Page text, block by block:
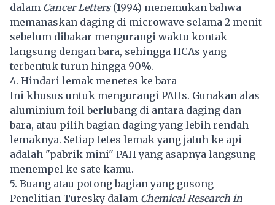
dalam Cancer Letters(1994) menemukan bahwa
memanaskan daging di microwave selama 2 menit
sebelum dibakar mengurangi waktu kontak
langsung dengan bara, sehingga HCAs yang
terbentuk turun hingga 90%.
4. Hindari lemak menetes ke bara
Ini khusus untuk mengurangi PAHs. Gunakan alas
aluminium foil berlubang di antara daging dan
bara, atau pilih bagian daging yang lebih rendah
lemaknya. Setiap tetes lemak yang jatuh ke api
adalah "pabrik mini" PAH yang asapnya langsung
menempel ke sate kamu.
5. Buang atau potong bagian yang gosong
Penelitian Turesky dalam Chemical Research in